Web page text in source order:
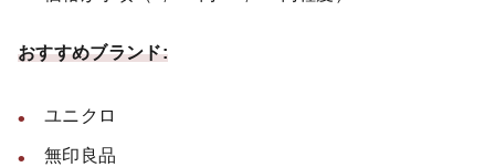
おすすめブランド:
ユニクロ
無印良品